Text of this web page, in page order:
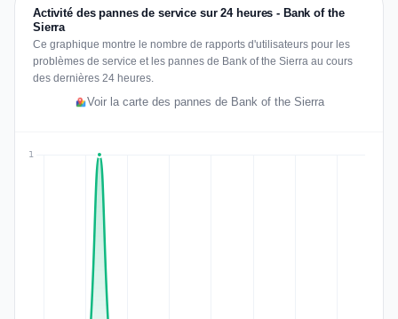
Activité des pannes de service sur 24 heures - Bank of the
Sierra
Ce graphique montre le nombre de rapports d'utilisateurs pour les
problèmes de service et les pannes de Bank of the Sierra au cours
des dernières 24 heures.
Voir la carte des pannes de Bank of the Sierra